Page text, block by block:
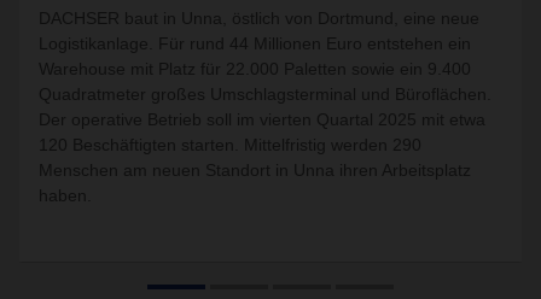
DACHSER baut in Unna, östlich von Dortmund, eine neue
Logistikanlage. Für rund 44 Millionen Euro entstehen ein
Warehouse mit Platz für 22.000 Paletten sowie ein 9.400
Quadratmeter großes Umschlagsterminal und Büroflächen.
Der operative Betrieb soll im vierten Quartal 2025 mit etwa
120 Beschäftigten starten. Mittelfristig werden 290
Menschen am neuen Standort in Unna ihren Arbeitsplatz
haben.